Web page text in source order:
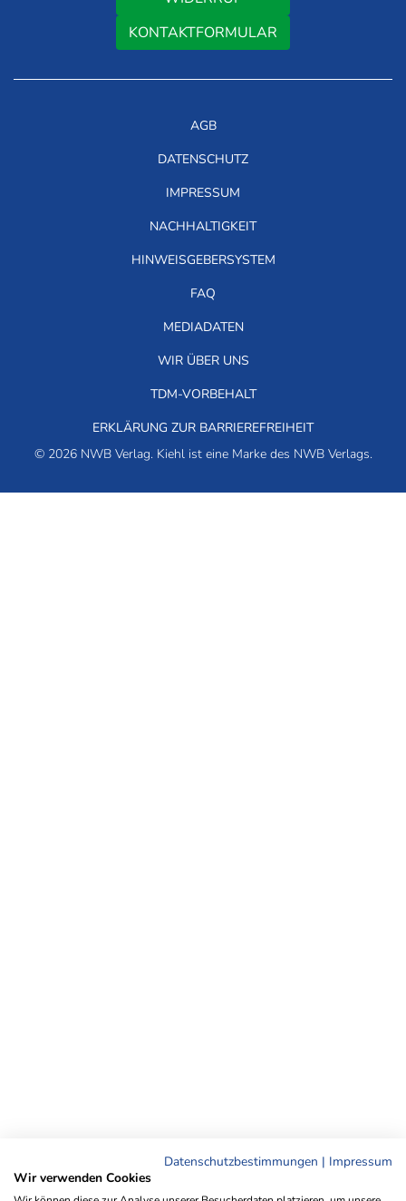
Datenschutzbestimmungen | Impressum
Wir verwenden Cookies
KONTAKTFORMULAR
© 2026 NWB Verlag. Kiehl ist eine Marke des NWB Verlags.
AGB
DATENSCHUTZ
IMPRESSUM
NACHHALTIGKEIT
HINWEISGEBERSYSTEM
FAQ
MEDIADATEN
WIR ÜBER UNS
TDM-VORBEHALT
ERKLÄRUNG ZUR BARRIEREFREIHEIT